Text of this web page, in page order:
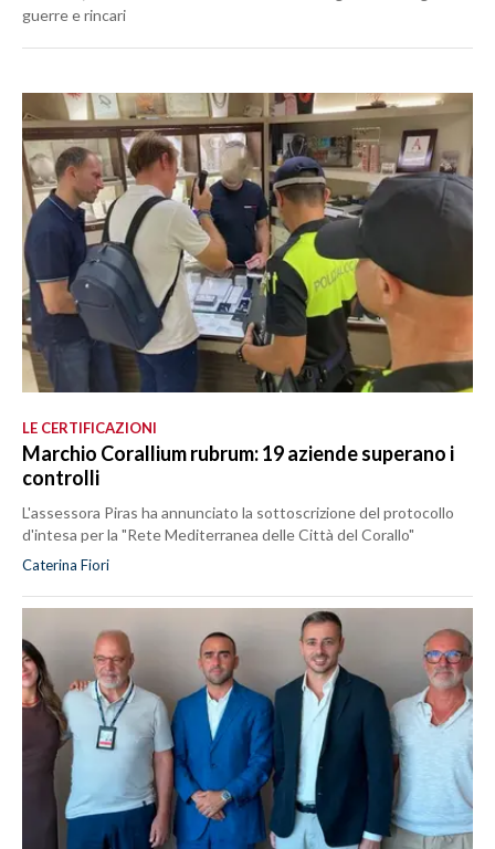
guerre e rincari
LE CERTIFICAZIONI
Marchio Corallium rubrum: 19 aziende superano i
controlli
L'assessora Piras ha annunciato la sottoscrizione del protocollo
d'intesa per la "Rete Mediterranea delle Città del Corallo"
Caterina Fiori